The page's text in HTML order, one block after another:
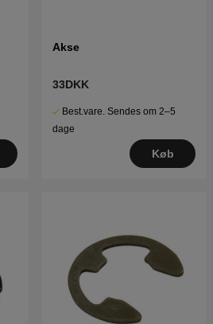
Akse
33DKK
Best.vare. Sendes om 2–5
dage
Køb